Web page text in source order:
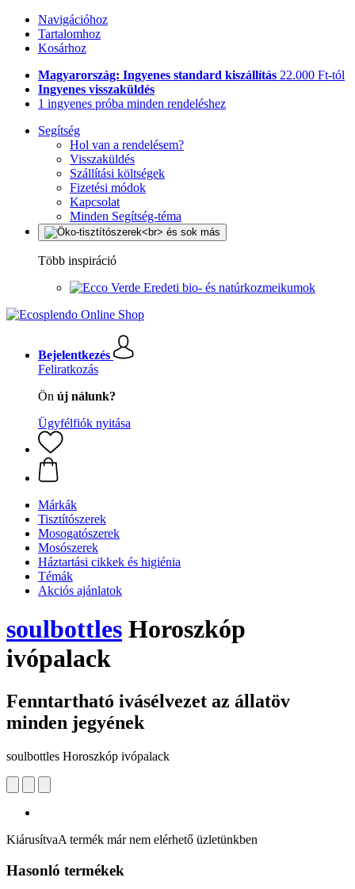
Navigációhoz
Tartalomhoz
Kosárhoz
Magyarország: Ingyenes standard kiszállítás 22.000 Ft-tól
Ingyenes visszaküldés
1 ingyenes próba minden rendeléshez
Segítség
Hol van a rendelésem?
Visszaküldés
Szállítási költségek
Fizetési módok
Kapcsolat
Minden Segítség-téma
Több inspiráció
Eredeti bio- és natúrkozmeikumok
Bejelentkezés
Feliratkozás
Ön új nálunk?
Ügyfélfiók nyitása
Márkák
Tisztítószerek
Mosogatószerek
Mosószerek
Háztartási cikkek és higiénia
Témák
Akciós ajánlatok
soulbottles Horoszkóp
ivópalack
Fenntartható ivásélvezet az állatöv
minden jegyének
soulbottles Horoszkóp ivópalack
KiárusítvaA termék már nem elérhető üzletünkben
Hasonló termékek